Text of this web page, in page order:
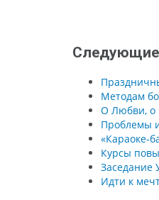
Методам
О Любви, о
Проблемы
«Караоке-
Курсы
Заседание
Идти к